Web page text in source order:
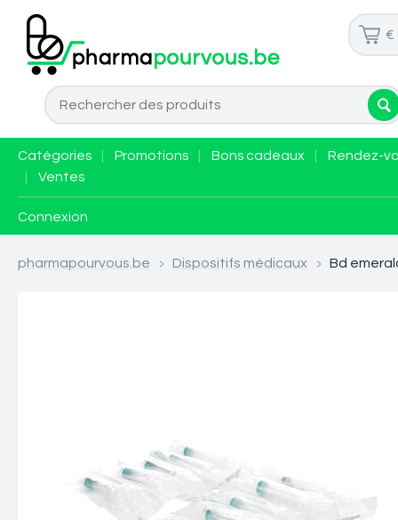
€
Catégories Promotions Bons cadeaux
Rendez-
Ventes
Connexion
pharmapourvous.be > Dispositifs médicaux > Bd